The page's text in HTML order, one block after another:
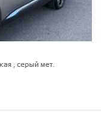
, серый мет.